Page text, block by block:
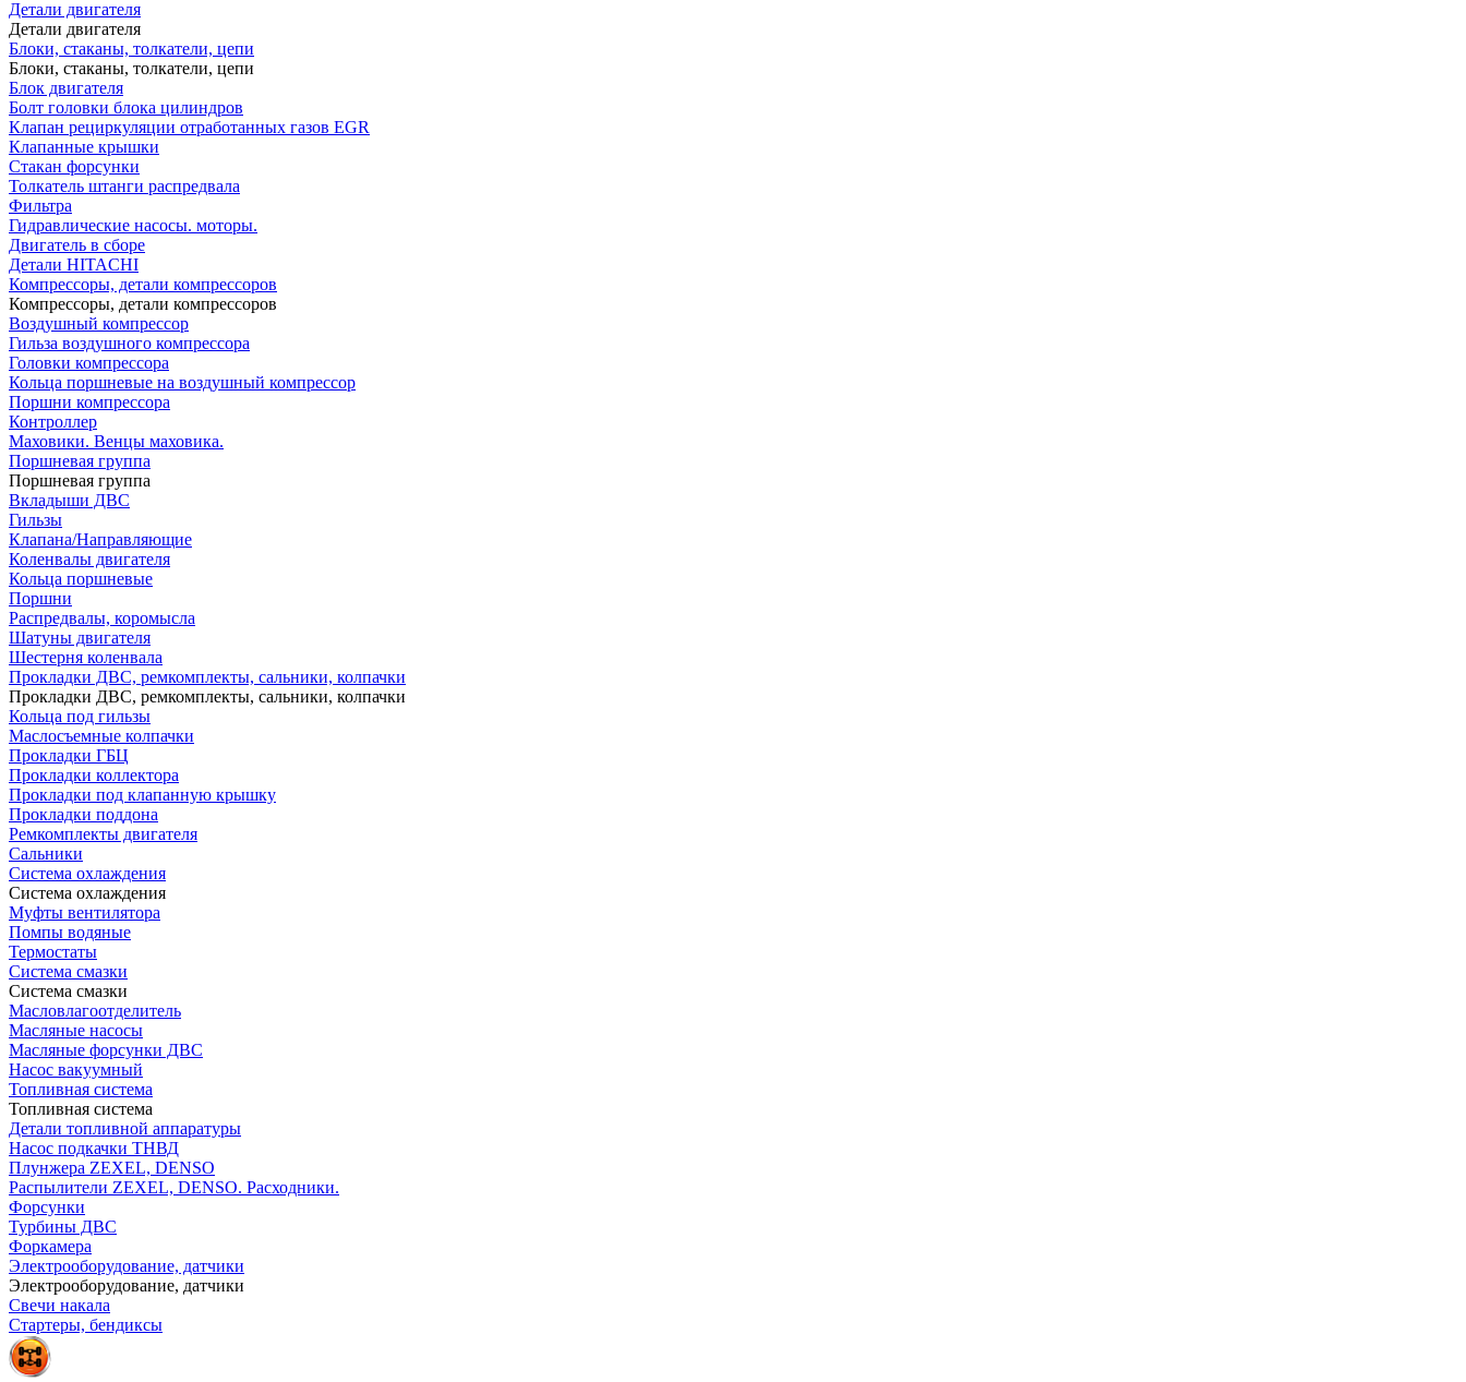
Детали двигателя
Детали двигателя
Блоки, стаканы, толкатели, цепи
Блоки, стаканы, толкатели, цепи
Блок двигателя
Болт головки блока цилиндров
Клапан рециркуляции отработанных газов EGR
Клапанные крышки
Стакан форсунки
Толкатель штанги распредвала
Фильтра
Гидравлические насосы. моторы.
Двигатель в сборе
Детали HITACHI
Компрессоры, детали компрессоров
Компрессоры, детали компрессоров
Воздушный компрессор
Гильза воздушного компрессора
Головки компрессора
Кольца поршневые на воздушный компрессор
Поршни компрессора
Контроллер
Маховики. Венцы маховика.
Поршневая группа
Поршневая группа
Вкладыши ДВС
Гильзы
Клапана/Направляющие
Коленвалы двигателя
Кольца поршневые
Поршни
Распредвалы, коромысла
Шатуны двигателя
Шестерня коленвала
Прокладки ДВС, ремкомплекты, сальники, колпачки
Прокладки ДВС, ремкомплекты, сальники, колпачки
Кольца под гильзы
Маслосъемные колпачки
Прокладки ГБЦ
Прокладки коллектора
Прокладки под клапанную крышку
Прокладки поддона
Ремкомплекты двигателя
Сальники
Система охлаждения
Система охлаждения
Муфты вентилятора
Помпы водяные
Термостаты
Система смазки
Система смазки
Масловлагоотделитель
Масляные насосы
Масляные форсунки ДВС
Насос вакуумный
Топливная система
Топливная система
Детали топливной аппаратуры
Насос подкачки ТНВД
Плунжера ZEXEL, DENSO
Распылители ZEXEL, DENSO. Расходники.
Форсунки
Турбины ДВС
Форкамера
Электрооборудование, датчики
Электрооборудование, датчики
Свечи накала
Стартеры, бендиксы